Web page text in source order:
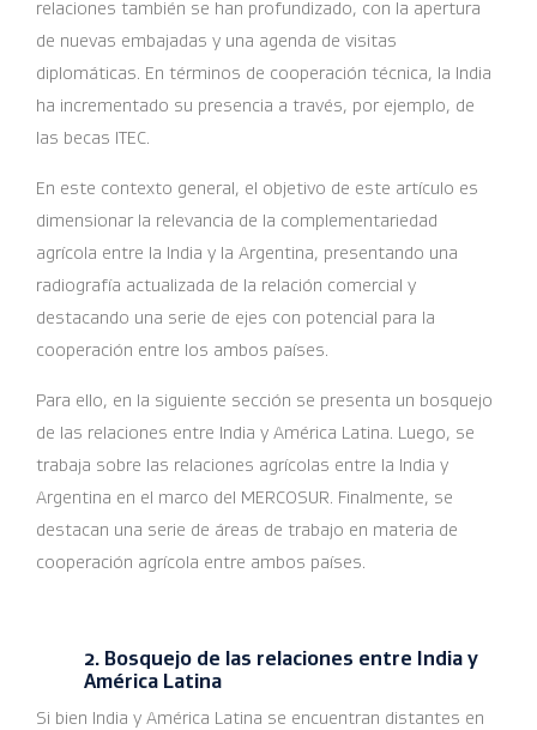
relaciones también se han profundizado, con la apertura
de nuevas embajadas y una agenda de visitas
diplomáticas. En términos de cooperación técnica, la India
ha incrementado su presencia a través, por ejemplo, de
las becas ITEC.
En este contexto general, el objetivo de este artículo es
dimensionar la relevancia de la complementariedad
agrícola entre la India y la Argentina, presentando una
radiografía actualizada de la relación comercial y
destacando una serie de ejes con potencial para la
cooperación entre los ambos países.
Para ello, en la siguiente sección se presenta un bosquejo
de las relaciones entre India y América Latina. Luego, se
trabaja sobre las relaciones agrícolas entre la India y
Argentina en el marco del MERCOSUR. Finalmente, se
destacan una serie de áreas de trabajo en materia de
cooperación agrícola entre ambos países.
2. Bosquejo de las relaciones entre India y
América Latina
Si bien India y América Latina se encuentran distantes en